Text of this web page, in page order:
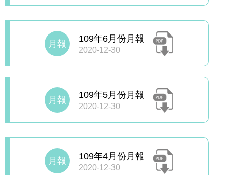
月報 109年6月份月報
2020-12-30
月報 109年5月份月報
2020-12-30
月報 109年4月份月報
2020-12-30